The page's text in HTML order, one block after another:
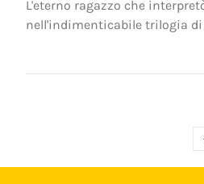
L'eterno ragazzo che
nell'indimenticabile trilogia di